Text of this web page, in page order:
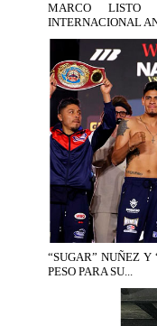
MARCO LISTO
INTERNACIONAL
“SUGAR” NUÑEZ Y
PESO PARA SU...